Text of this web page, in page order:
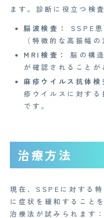
ます。診断に役立つ検
脳波検査：
SSPE
（特徴的な高振幅
MRI検査：
脳の構
が確認されることが
麻疹ウイルス抗体検
疹ウイルスに対す
です。
治療方法
現在、SSPEに対する
に症状を緩和すること
治療法が試みられます：
イベント
Mente for Biz [メンテ]
Z産業医事務所
キャリア・インターン
個人情報保護方針